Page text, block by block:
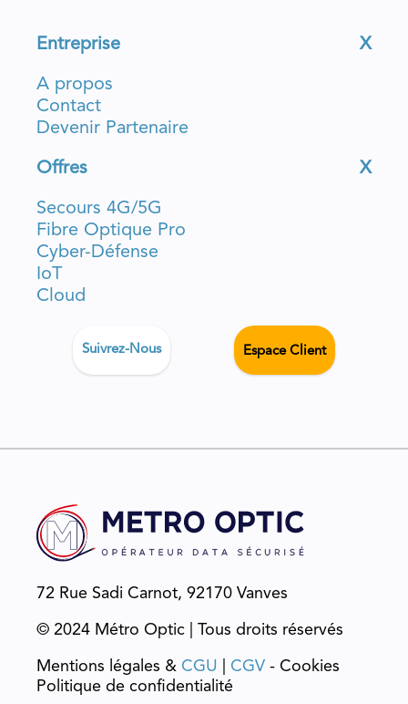
Entreprise X
A propos
Contact
Devenir Partenaire
Offres X
Secours 4G/5G
Fibre Optique Pro
Cyber-Défense
IoT
Cloud
Suivrez-Nous Espace Client
72 Rue Sadi Carnot, 92170 Vanves
© 2024 Métro Optic | Tous droits réservés
Mentions légales & CGU CGV - Cookies
Politique de confidentialité